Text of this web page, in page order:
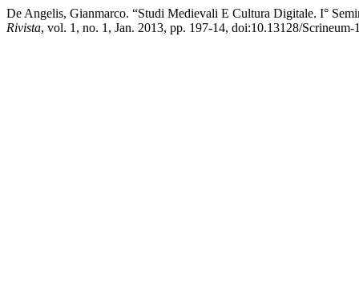
De Angelis, Gianmarco. “Studi Medievali E Cultura Digitale. I°
Rivista, vol. 1, no. 1, Jan. 2013, pp. 197-14, doi:10.13128/Scrineum-